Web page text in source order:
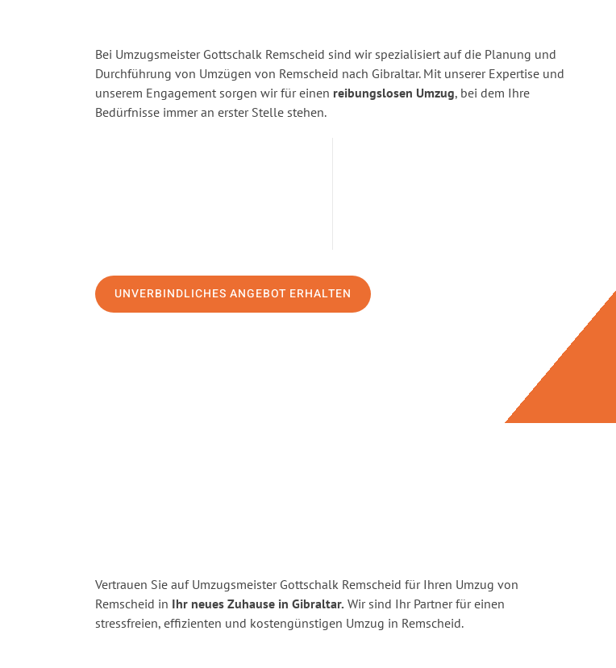
Bei Umzugsmeister Gottschalk Remscheid sind wir spezialisiert auf die Planung und
Durchführung von Umzügen von Remscheid nach Gibraltar. Mit unserer Expertise und
unserem Engagement sorgen wir für einen reibungslosen Umzug, bei dem Ihre
Bedürfnisse immer an erster Stelle stehen.
UNVERBINDLICHES ANGEBOT ERHALTEN
Vertrauen Sie auf Umzugsmeister Gottschalk Remscheid für Ihren Umzug von
Remscheid in Ihr neues Zuhause in Gibraltar. Wir sind Ihr Partner für einen
stressfreien, effizienten und kostengünstigen Umzug in Remscheid.